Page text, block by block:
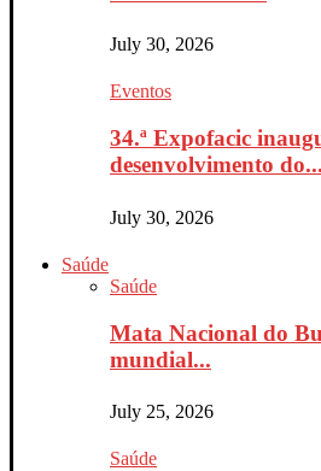
July 30, 2026
Eventos
34.ª Expofacic
desenvolvimento do...
July 30, 2026
Saúde
Saúde
Mata Nacional do
mundial...
July 25, 2026
Saúde